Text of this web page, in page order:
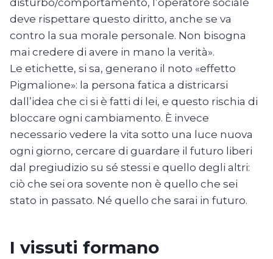
disturbo/comportamento, l’operatore sociale
deve rispettare questo diritto, anche se va
contro la sua morale personale. Non bisogna
mai credere di avere in mano la verità».
Le etichette, si sa, generano il noto «effetto
Pigmalione»: la persona fatica a districarsi
dall’idea che ci si è fatti di lei, e questo rischia di
bloccare ogni cambiamento. È invece
necessario vedere la vita sotto una luce nuova
ogni giorno, cercare di guardare il futuro liberi
dal pregiudizio su sé stessi e quello degli altri:
ciò che sei ora sovente non è quello che sei
stato in passato. Né quello che sarai in futuro.
I vissuti formano